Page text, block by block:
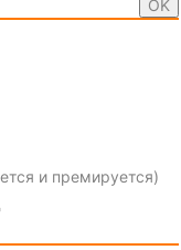
и премируется)